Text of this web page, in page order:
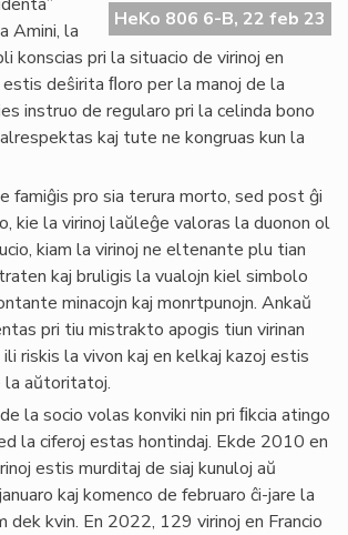
HeKo 806 6-B, 22 feb 23
Amini, la
konscias pri la situacio de virinoj en
deŝirita ﬂoro per la manoj de la
instruo de regularo pri la celinda bono
kaj tute ne kongruas kun la
famiĝis pro sia terura morto, sed post ĝi
kie la virinoj laŭleĝe valoras la duonon ol
kiam la virinoj ne eltenante plu tian
kaj bruligis la vualojn kiel simbolo
minacojn kaj monrtpunojn. Ankaŭ
pri tiu mistrakto apogis tiun virinan
riskis la vivon kaj en kelkaj kazoj estis
la aŭtoritatoj.
la socio volas konviki nin pri ﬁkcia atingo
la ciferoj estas hontindaj. Ekde 2010 en
estis murditaj de siaj kunuloj aŭ
kaj komenco de februaro ĉi-jare la
dek kvin. En 2022, 129 virinoj en Francio